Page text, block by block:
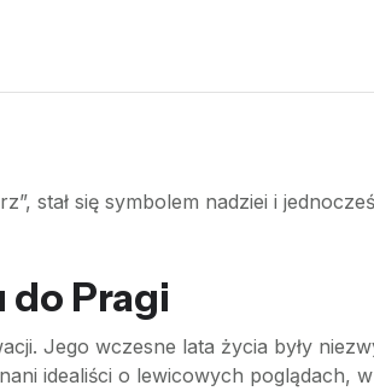
stał się symbolem nadziei i
do Pragi
Jego wczesne lata życia były
idealiści o lewicowych poglądach,